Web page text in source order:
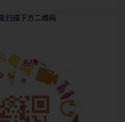
扫描下方二维码